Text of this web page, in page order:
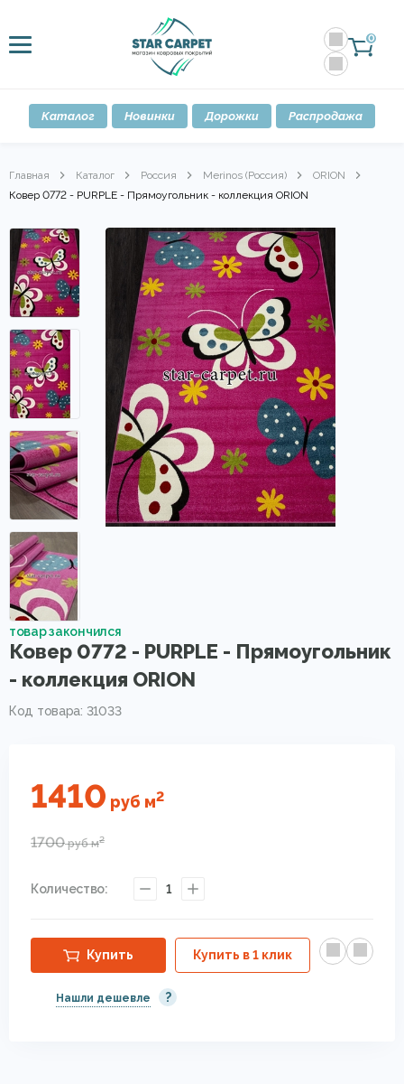
0
Каталог Новинки Дорожки Распродажа
Главная Каталог Россия Merinos (Россия)
ORION
Ковер 0772 - PURPLE - Прямоугольник - коллекция ORION
товар закончился
Ковер 0772 - PURPLE - Прямоугольник
- коллекция ORION
Код товара: 31033
1410 руб м2
1700рубм2
Количество: 1
Купить Купить в 1 клик
Нашли дешевле ?